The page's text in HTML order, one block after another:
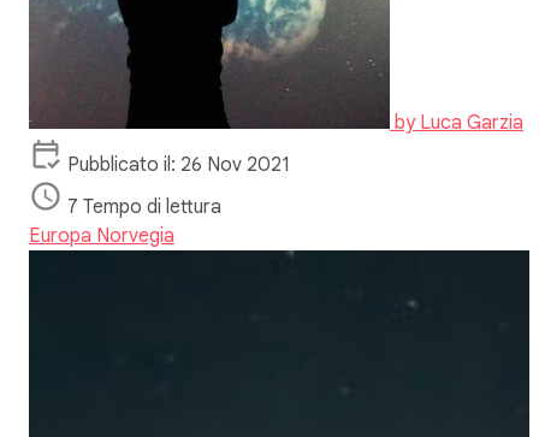
by Luca Garzia
Pubblicato il: 26 Nov 2021
7 Tempo di lettura
Europa Norvegia